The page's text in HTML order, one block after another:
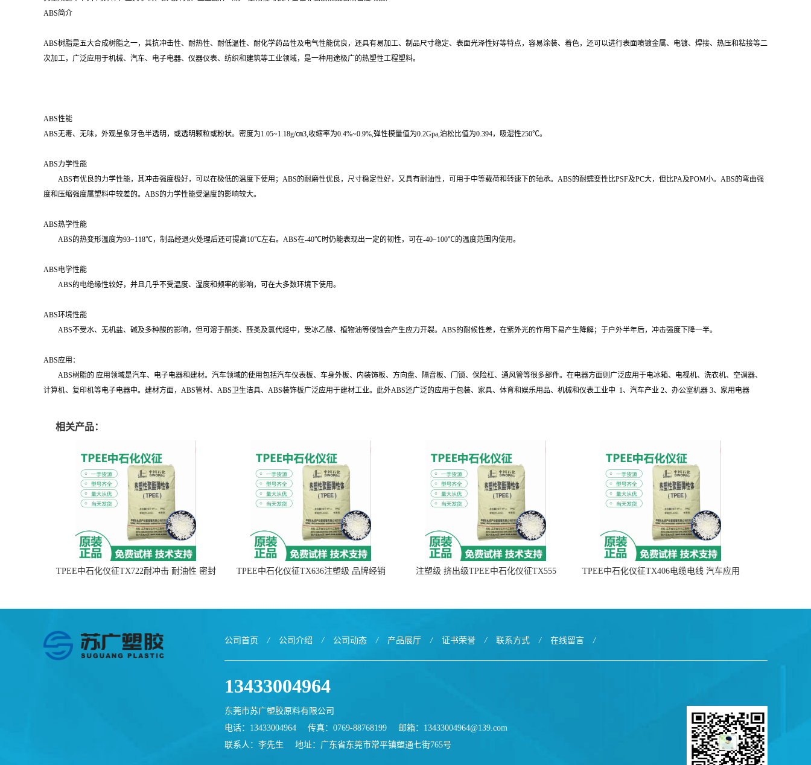
ABS简介
ABS树脂是五大合成树脂之一，其抗冲击性、耐热性、耐低温性、耐化学药品性及电气性能优良，还具有易加工、制品尺寸稳定、表面光泽性好等特点，容易涂装、着色，还可以进行表面喷镀金属、电镀、焊接、热压和粘接等二
次加工，广泛应用于机械、汽车、电子电器、仪器仪表、纺织和建筑等工业领域，是一种用途极广的热塑性工程塑料。
ABS性能
ABS无毒、无味，外观呈象牙色半透明，或透明颗粒或粉状。密度为1.05~1.18g/㎝3,收缩率为0.4%~0.9%,弹性模量值为0.2Gpa,泊松比值为0.394，吸湿性250℃。
ABS力学性能
ABS有优良的力学性能，其冲击强度极好，可以在极低的温度下使用；ABS的耐磨性优良，尺寸稳定性好，又具有耐油性，可用于中等载荷和转速下的轴承。ABS的耐蠕变性比PSF及PC大，但比PA及POM小。ABS的弯曲强
度和压缩强度属塑料中较差的。ABS的力学性能受温度的影响较大。
ABS热学性能
ABS的热变形温度为93~118℃，制品经退火处理后还可提高10℃左右。ABS在-40℃时仍能表现出一定的韧性，可在-40~100℃的温度范围内使用。
ABS电学性能
ABS的电绝缘性较好，并且几乎不受温度、湿度和频率的影响，可在大多数环境下使用。
ABS环境性能
ABS不受水、无机盐、碱及多种酸的影响，但可溶于酮类、醛类及氯代烃中，受冰乙酸、植物油等侵蚀会产生应力开裂。ABS的耐候性差，在紫外光的作用下易产生降解；于户外半年后，冲击强度下降一半。
ABS应用：
ABS树脂的 应用领域是汽车、电子电器和建材。汽车领域的使用包括汽车仪表板、车身外板、内装饰板、方向盘、隔音板、门锁、保险杠、通风管等很多部件。在电器方面则广泛应用于电冰箱、电视机、洗衣机、空调器、
计算机、复印机等电子电器中。建材方面，ABS管材、ABS卫生洁具、ABS装饰板广泛应用于建材工业。此外ABS还广泛的应用于包装、家具、体育和娱乐用品、机械和仪表工业中 1、汽车产业 2、办公室机器 3、家用电器
相关产品：
TPEE中石化仪征TX722耐冲击 耐油性 密封
TPEE中石化仪征TX636注塑级 品牌经销 注塑级 挤出级TPEE中石化仪征TX555 TPEE中石化仪征TX406电缆电线 汽车应用
公司首页 / 公司介绍 / 公司动态 / 产品展厅 / 证书荣誉 / 联系方式 / 在线留言 /
13433004964
东莞市苏广塑胶原料有限公司
电话：13433004964
传真：0769-88768199 邮箱： 13433004964@139.com
联系人：李先生
地址：广东省东莞市常平镇塑通七街765号